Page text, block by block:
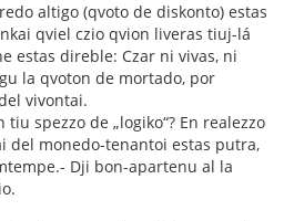
altigo (qvoto de diskonto) estas
qviel czio qvion liveras tiuj-lá
estas direble: Czar ni vivas, ni
la qvoton de mortado, por
vivontai.
spezzo de „logiko“? En realezzo
del monedo-tenantoi estas putra,
Dji bon-apartenu al la